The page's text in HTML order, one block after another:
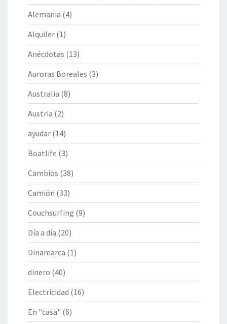
Alemania (4)
Alquiler (1)
Anécdotas (13)
Auroras Boreales (3)
Australia (8)
Austria (2)
ayudar (14)
Boatlife (3)
Cambios (38)
Camión (33)
Couchsurfing (9)
Día a día (20)
Dinamarca (1)
dinero (40)
Electricidad (16)
En "casa" (6)